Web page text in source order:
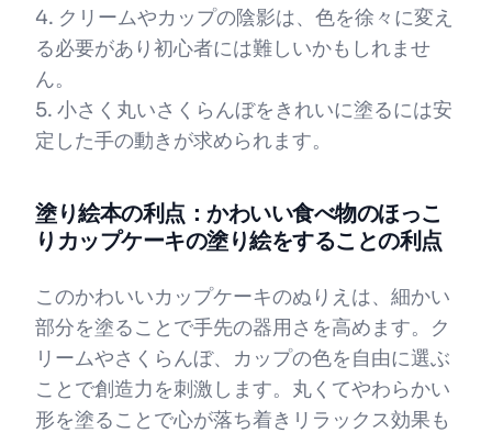
4. クリームやカップの陰影は、色を徐々に変え
る必要があり初心者には難しいかもしれませ
ん。
5. 小さく丸いさくらんぼをきれいに塗るには安
定した手の動きが求められます。
塗り絵本の利点：かわいい食べ物のほっこ
りカップケーキの塗り絵をすることの利点
このかわいいカップケーキのぬりえは、細かい
部分を塗ることで手先の器用さを高めます。ク
リームやさくらんぼ、カップの色を自由に選ぶ
ことで創造力を刺激します。丸くてやわらかい
形を塗ることで心が落ち着きリラックス効果も